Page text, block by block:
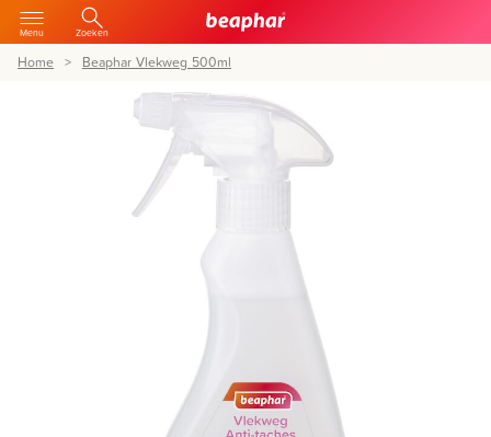
Menu Zoeken
Home Beaphar Vlekweg 500ml